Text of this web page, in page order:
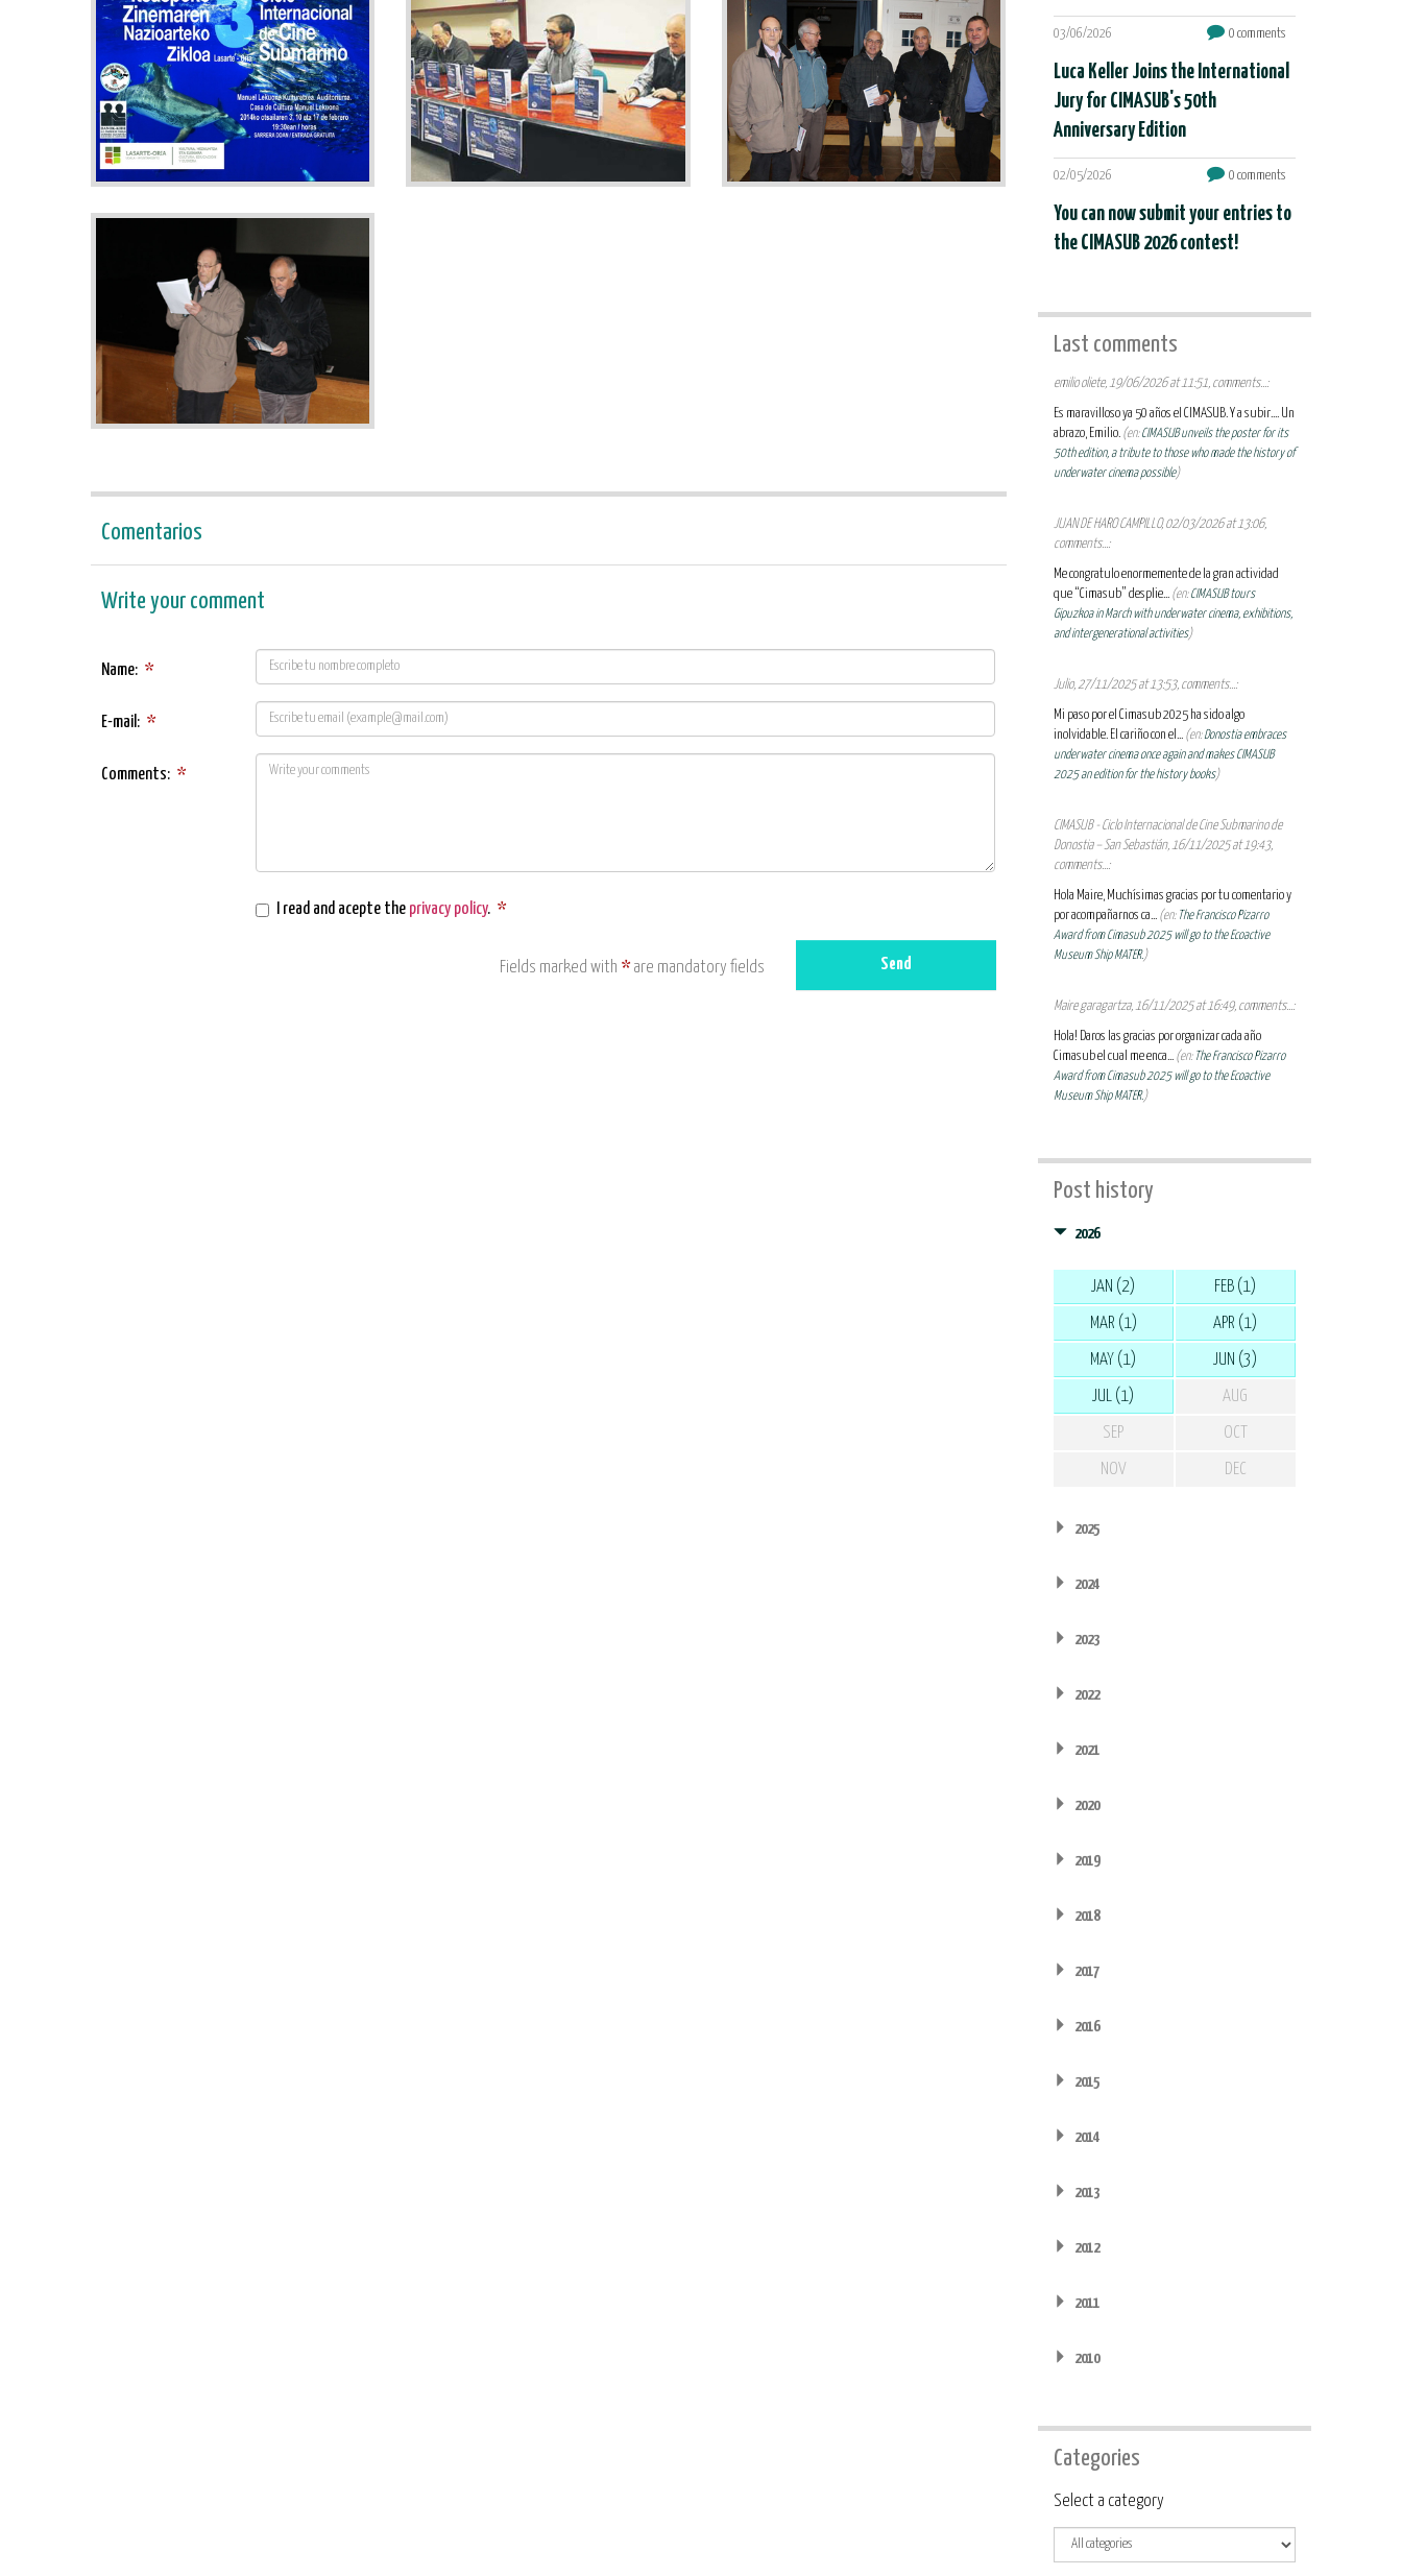
Comentarios
Write your comment
Name: *
E-mail: *
Comments: *
I read and acepte the privacy policy. *
Fields marked with *are mandatory fields Send
03/06/2026 0 comments
Luca Keller Joins the International
Jury for CIMASUB's 50th
Anniversary Edition
02/05/2026 0 comments
You can now submit your entries to
the CIMASUB 2026 contest!
Last comments
emilio oliete, 19/06/2026 at 11:51, comments...:
Es maravilloso ya 50 años el CIMASUB. Y a subir.... Un
abrazo, Emilio. (en:CIMASUB unveils the poster for its
50th edition, a tribute to those who made the history of
underwater cinema possible)
JUAN DE HARO CAMPILLO, 02/03/2026 at 13:06,
comments...:
Me congratulo enormemente de la gran actividad
que “Cimasub” desplie... (en:CIMASUB tours
Gipuzkoa in March with underwater cinema, exhibitions,
and intergenerational activities)
Julio, 27/11/2025 at 13:53, comments...:
Mi paso por el Cimasub 2025 ha sido algo
inolvidable. El cariño con el... (en:Donostia embraces
underwater cinema once again and makes CIMASUB
2025 an edition for the history books)
CIMASUB - Ciclo Internacional de Cine Submarino de
Donostia – San Sebastián, 16/11/2025 at 19:43,
comments...:
Hola Maire, Muchísimas gracias por tu comentario y
por acompañarnos ca... (en: The Francisco Pizarro
Award from Cimasub 2025 will go to the Ecoactive
Museum Ship MATER.)
Maire garagartza, 16/11/2025 at 16:49, comments...:
Hola! Daros las gracias por organizar cada año
Cimasub el cual me enca... (en: The Francisco Pizarro
Award from Cimasub 2025 will go to the Ecoactive
Museum Ship MATER.)
Post history
2026
JAN (2) FEB (1)
MAR (1) APR (1)
MAY (1) JUN (3)
JUL (1) AUG
SEP OCT
NOV DEC
2025
2024
2023
2022
2021
2020
2019
2018
2017
2016
2015
2014
2013
2012
2011
2010
Categories
Category
Select a category